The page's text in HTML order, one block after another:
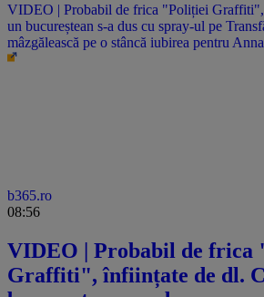
VIDEO | Probabil de frica "Poliției
un bucureștean s-a dus cu spray-ul pe
mâzgălească pe o stâncă iubirea pentru Anna
b365.ro
08:56
VIDEO | Probabil de frica
Graffiti", înființate de dl.